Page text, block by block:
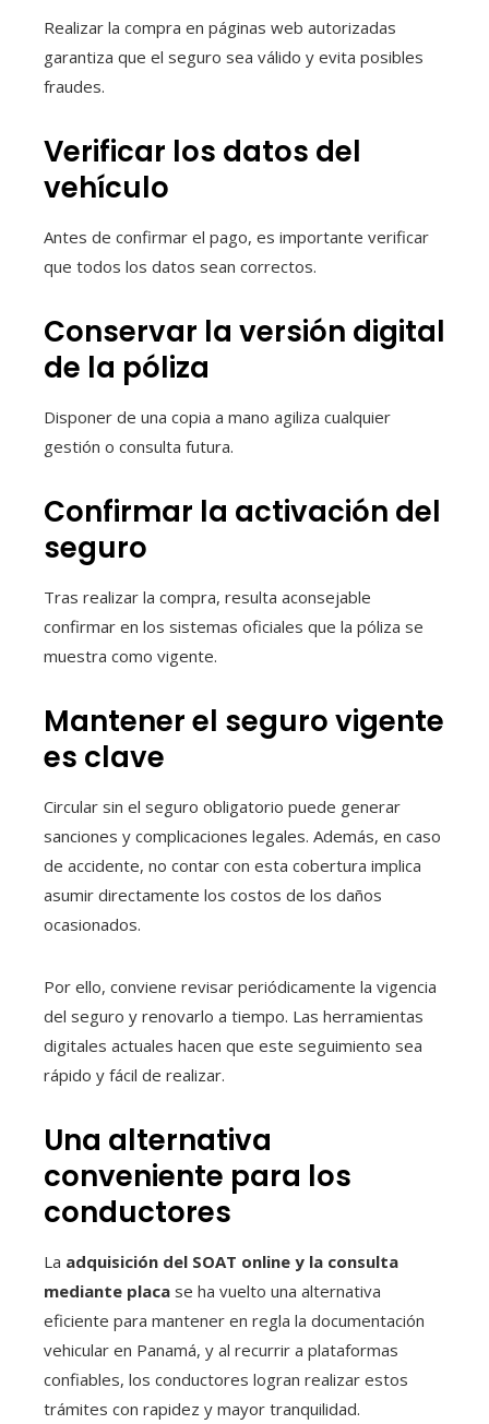
Realizar la compra en páginas web autorizadas
garantiza que el seguro sea válido y evita posibles
fraudes.
Verificar los datos del
vehículo
Antes de confirmar el pago, es importante verificar
que todos los datos sean correctos.
Conservar la versión digital
de la póliza
Disponer de una copia a mano agiliza cualquier
gestión o consulta futura.
Confirmar la activación del
seguro
Tras realizar la compra, resulta aconsejable
confirmar en los sistemas oficiales que la póliza se
muestra como vigente.
Mantener el seguro vigente
es clave
Circular sin el seguro obligatorio puede generar
sanciones y complicaciones legales. Además, en caso
de accidente, no contar con esta cobertura implica
asumir directamente los costos de los daños
ocasionados.
Por ello, conviene revisar periódicamente la vigencia
del seguro y renovarlo a tiempo. Las herramientas
digitales actuales hacen que este seguimiento sea
rápido y fácil de realizar.
Una alternativa
conveniente para los
conductores
La adquisición del SOAT online y la consulta
mediante placa se ha vuelto una alternativa
eficiente para mantener en regla la documentación
vehicular en Panamá, y al recurrir a plataformas
confiables, los conductores logran realizar estos
trámites con rapidez y mayor tranquilidad.